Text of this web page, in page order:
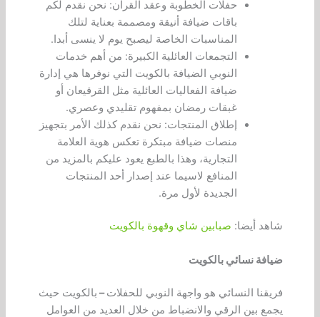
حفلات الخطوبة وعقد القران: نحن نقدم لكم
باقات ضيافة أنيقة ومصممة بعناية لتلك
المناسبات الخاصة ليصبح يوم لا ينسى أبدا.
التجمعات العائلية الكبيرة: من أهم خدمات
النوبي الضيافة بالكويت التي نوفرها هي إدارة
ضيافة الفعاليات العائلية مثل القرقيعان أو
غبقات رمضان بمفهوم تقليدي وعصري.
إطلاق المنتجات: نحن نقدم كذلك الأمر بتجهيز
منصات ضيافة مبتكرة تعكس هوية العلامة
التجارية، وهذا بالطبع يعود عليكم بالمزيد من
المنافع لاسيما عند إصدار أحد المنتجات
الجديدة لأول مرة.
شاهد أيضا: صبابين شاي وقهوة بالكويت
ضيافة نسائي بالكويت
فريقنا النسائي هو واجهة النوبي للحفلات– بالكويت حيث
يجمع بين الرقي والانضباط من خلال العديد من العوامل